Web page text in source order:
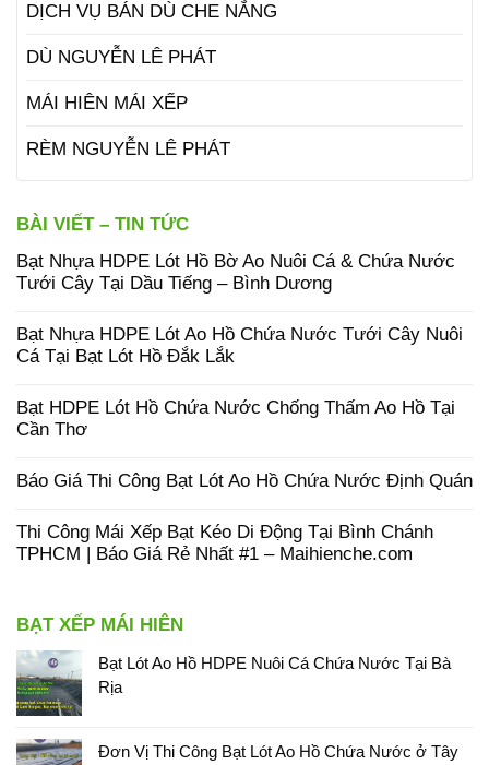
DỊCH VỤ BÁN DÙ CHE NẮNG
DÙ NGUYỄN LÊ PHÁT
MÁI HIÊN MÁI XẾP
RÈM NGUYỄN LÊ PHÁT
BÀI VIẾT – TIN TỨC
Bạt Nhựa HDPE Lót Hồ Bờ Ao Nuôi Cá & Chứa Nước
Tưới Cây Tại Dầu Tiếng – Bình Dương
Bạt Nhựa HDPE Lót Ao Hồ Chứa Nước Tưới Cây Nuôi
Cá Tại Bạt Lót Hồ Đắk Lắk
Bạt HDPE Lót Hồ Chứa Nước Chống Thấm Ao Hồ Tại
Cần Thơ
Báo Giá Thi Công Bạt Lót Ao Hồ Chứa Nước Định Quán
Thi Công Mái Xếp Bạt Kéo Di Động Tại Bình Chánh
TPHCM | Báo Giá Rẻ Nhất #1 – Maihienche.com
BẠT XẾP MÁI HIÊN
Bạt Lót Ao Hồ HDPE Nuôi Cá Chứa Nước Tại Bà
Rịa
Đơn Vị Thi Công Bạt Lót Ao Hồ Chứa Nước ở Tây